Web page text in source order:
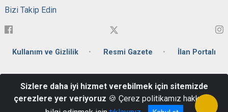
Bizi Takip Edin
Kullanım ve Gizlilik Resmi Gazete İlan Portalı
Kodu:71100 Merkez / KIRIKKALE
(0318) 333 55 00 - (0318) 444 02 71
Sizlere daha iyi hizmet verebilmek için sitemizde
çerezlere yer veriyoruz 🍪 Çerez politikamız hakkında